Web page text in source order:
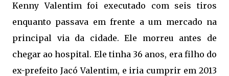
Kenny Valentim foi executado com seis tiros
enquanto passava em frente a um mercado na
principal via da cidade. Ele morreu antes de
chegar ao hospital. Ele tinha 36 anos, era filho do
ex-prefeito Jacó Valentim, e iria cumprir em 2013